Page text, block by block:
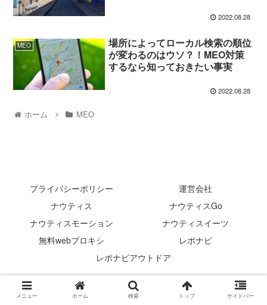
2022.08.28
MEO
場所によってローカル検索の順位
が変わるのはウソ？！MEO対策
するなら知っておきたい事実
2022.08.28
ホーム MEO
プライバシーポリシー
運営会社
ナウティス
ナウティスGo
ナウティスモーション
ナウティスイーツ
無料webプロキシ
レポナビ
レポナビアウトドア
© 2022 ナウティスMagazine.
メニュー ホーム 検索 トップ サイドバー